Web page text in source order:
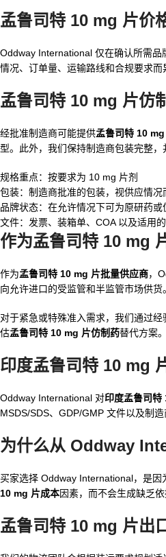
孟鲁司特 10 mg 片价
Oddway International 仅在确认所需
情况、订单量、运输路线和合规要求
孟鲁司特 10 mg 片仿
经批准制造商可能提供孟鲁司特 10
型。此外，我们保持制造商包装完整，
规格重点：按要求为 10 mg 片剂
包装：制造商批准的包装，视供应情况
品牌状态：在允许情况下可为原研药或
文件：发票、装箱单、COA 以及适用
作为孟鲁司特 10 mg
作为孟鲁司特 10 mg 片批量供应商，
向允许进口的受监管和半监管市场供货。
对于紧急或特殊准入需求，我们通过经
估孟鲁司特 10 mg 片仿制药替代方案。
印度孟鲁司特 10 mg
Oddway International 对印度孟鲁司特
MSDS/SDS、GDP/GMP 文件以及制
为什么从 Oddway
买家选择 Oddway International，是
10 mg 片成本因素，而不会生成缺乏
孟鲁司特 10 mg 片出